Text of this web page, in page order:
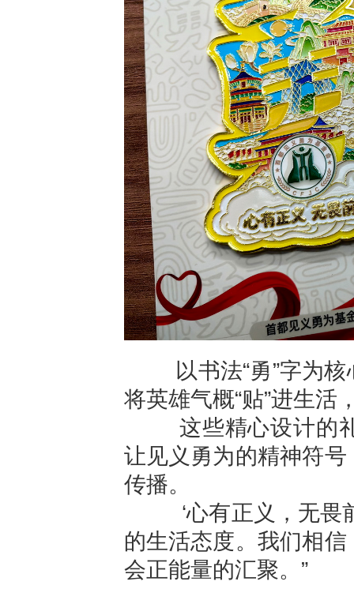
以书法“勇”字为核
将英雄气概“贴”进生活
这些精心设计的礼
让见义勇为的精神符
传播。
‘心有正义，无畏
的生活态度。我们相
会正能量的汇聚。 ”